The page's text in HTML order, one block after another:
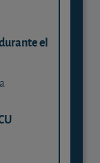
el